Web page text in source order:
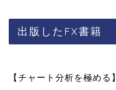
出版したFX書籍
【チャート分析を極める】